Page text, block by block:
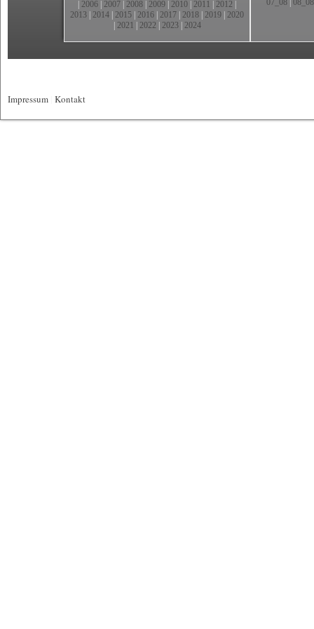
2006 2007 2008 2009 2010 2011 2012
2013 2014 2015 2016 2017 2018 2019 2020
2021 2022 2023| 2024
07_08 08_08
Impressum Kontakt